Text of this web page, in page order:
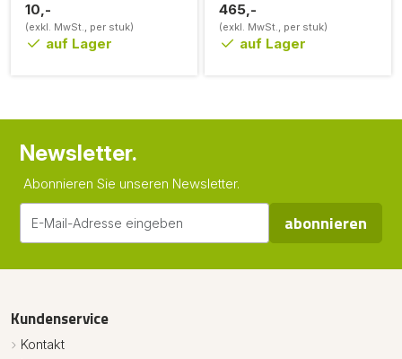
10,-
(exkl. MwSt., per stuk)
auf Lager
Fahrplatten mit 2cm
Dicke.
465,-
(exkl. MwSt., per stuk)
auf Lager
Newsletter.
Abonnieren Sie unseren Newsletter.
abonnieren
Kundenservice
Kontakt